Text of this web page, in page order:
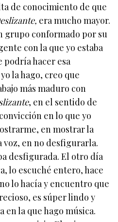
de conocimiento de que
era mucho mayor.
grupo conformado por su
con la que yo estaba
podría hacer esa
la hago, creo que
más maduro con
, en el sentido de
en lo que yo
en mostrar la
voz, en no desfigurarla.
desfigurada. El otro día
lo escuché entero, hace
lo hacía y encuentro que
es súper lindo y
en la que hago música.